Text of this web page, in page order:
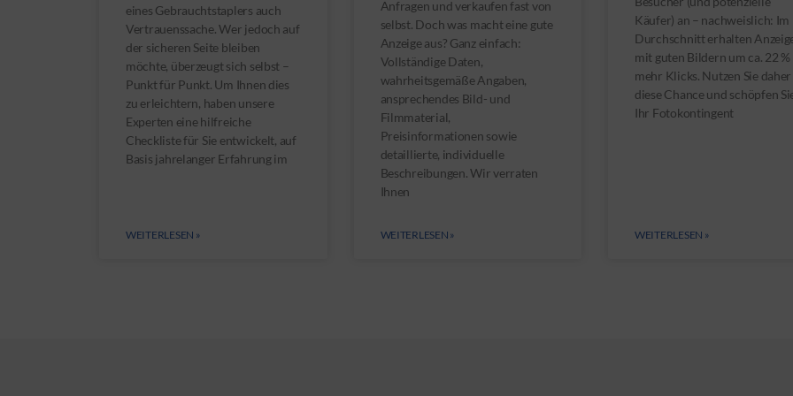
eines Gebrauchtstaplers auch
Vertrauenssache. Wer jedoch auf
der sicheren Seite bleiben
möchte, überzeugt sich selbst –
Punkt für Punkt. Um Ihnen dies
zu erleichtern, haben unsere
Experten eine hilfreiche
Checkliste für Sie entwickelt, auf
Basis jahrelanger Erfahrung im
WEITERLESEN »
Anfragen und verkaufen fast von
selbst. Doch was macht eine gute
Anzeige aus? Ganz einfach:
Vollständige Daten,
wahrheitsgemäße Angaben,
ansprechendes Bild- und
Filmmaterial,
Preisinformationen sowie
detaillierte, individuelle
Beschreibungen. Wir verraten
Ihnen
WEITERLESEN »
Käufer) an – nachweislich: Im
Durchschnitt erhalten
mit guten Bildern um ca. 22 %
mehr Klicks. Nutzen Sie daher
diese Chance und schöpfen
Ihr Fotokontingent
WEITERLESEN »